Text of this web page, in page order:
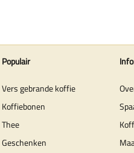
Populair
Vers gebrande koffie
Koffiebonen
Thee
Geschenken